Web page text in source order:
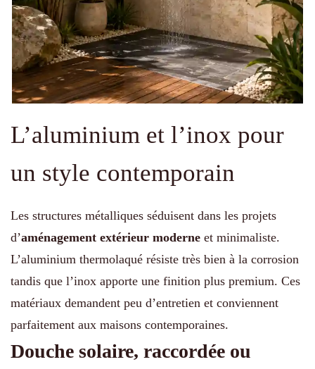
L’aluminium et l’inox pour
un style contemporain
Les structures métalliques séduisent dans les projets
d’aménagement extérieur moderne et minimaliste.
L’aluminium thermolaqué résiste très bien à la corrosion
tandis que l’inox apporte une finition plus premium. Ces
matériaux demandent peu d’entretien et conviennent
parfaitement aux maisons contemporaines.
Douche solaire, raccordée ou